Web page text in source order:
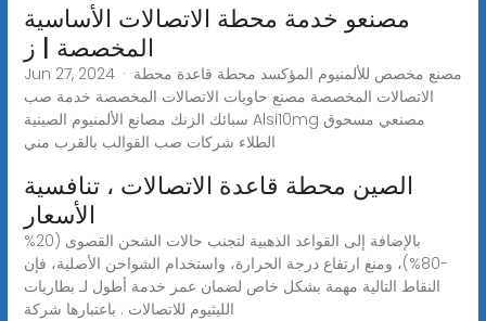
مصنعو خدمة محطة الاتصالات الأساسية
المخصصة | ز
Jun 27, 2024 · مصنع مخصص للألمنيوم المؤكسد محطة قاعدة محطة
الاتصالات المخصصة مصنع حاويات الاتصالات المخصصة خدمة صب
سبائك الزنك مصانع الألمنيوم الصينية Alsi10mg مصنعي مسحوق
الطلاء شركات صب القوالب بالقرب مني
الصين محطة قاعدة الاتصالات ، تنافسية
الأسعار
بالإضافة إلى القواعد الذهبية لتجنب حالات الشحن القصوى (20%
-80%)، ومنع ارتفاع درجة الحرارة، واستخدام الشواحن الأصلية، فإن
النقاط التالية مهمة بشكل خاص لضمان عمر خدمة أطول لـ بطاريات
الليثيوم للاتصالات . باعتبارها شركة